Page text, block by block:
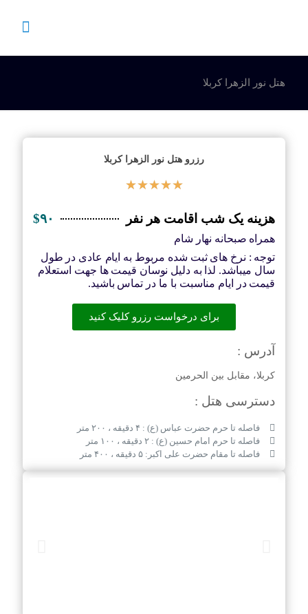
هتل نور الزهرا کربلا
رزرو هتل نور الزهرا کربلا
★
★
★
★
★
هزینه یک شب اقامت هر نفر $۹۰
همراه صبحانه نهار شام
توجه : نرخ های ثبت شده مربوط به ایام عادی در طول
سال میباشد. لذا به دلیل نوسان قیمت ها جهت استعلام
قیمت در ایام مناسبت با ما در تماس باشید.
برای درخواست رزرو کلیک کنید
آدرس :
کربلا، مقابل بین الحرمین
دسترسی هتل :
فاصله تا حرم حضرت عباس (ع) : ۴ دقیقه ، ۲۰۰ متر
فاصله تا حرم امام حسین (ع) : ۲ دقیقه ، ۱۰۰ متر
فاصله تا مقام حضرت علی اکبر: ۵ دقیقه ، ۴۰۰ متر